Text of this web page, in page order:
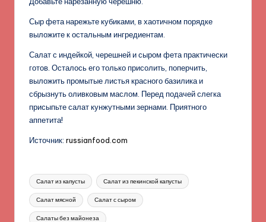
Сыр фета нарежьте кубиками, в хаотичном порядке
выложите к остальным ингредиентам.
Салат с индейкой, черешней и сыром фета практически
готов. Осталось его только присолить, поперчить,
выложить промытые листья красного базилика и
сбрызнуть оливковым маслом. Перед подачей слегка
присыпьте салат кунжутными зернами. Приятного
аппетита!
Источник: russianfood.com
Метки:
Салат из капусты Салат из пекинской капусты
Салат мясной Салат с сыром
Салаты без майонеза